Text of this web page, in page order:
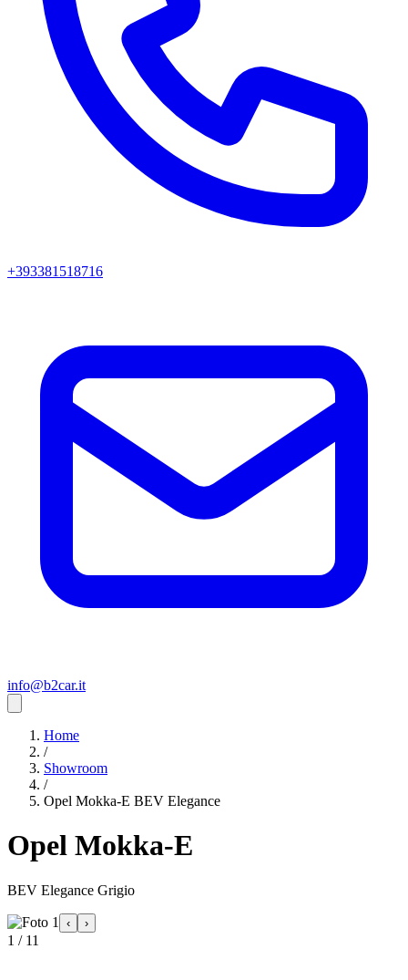
+393381518716
info@b2car.it
Home
/
Showroom
/
Opel Mokka-E BEV Elegance
Opel Mokka-E
BEV Elegance Grigio
‹ ›
1 / 11